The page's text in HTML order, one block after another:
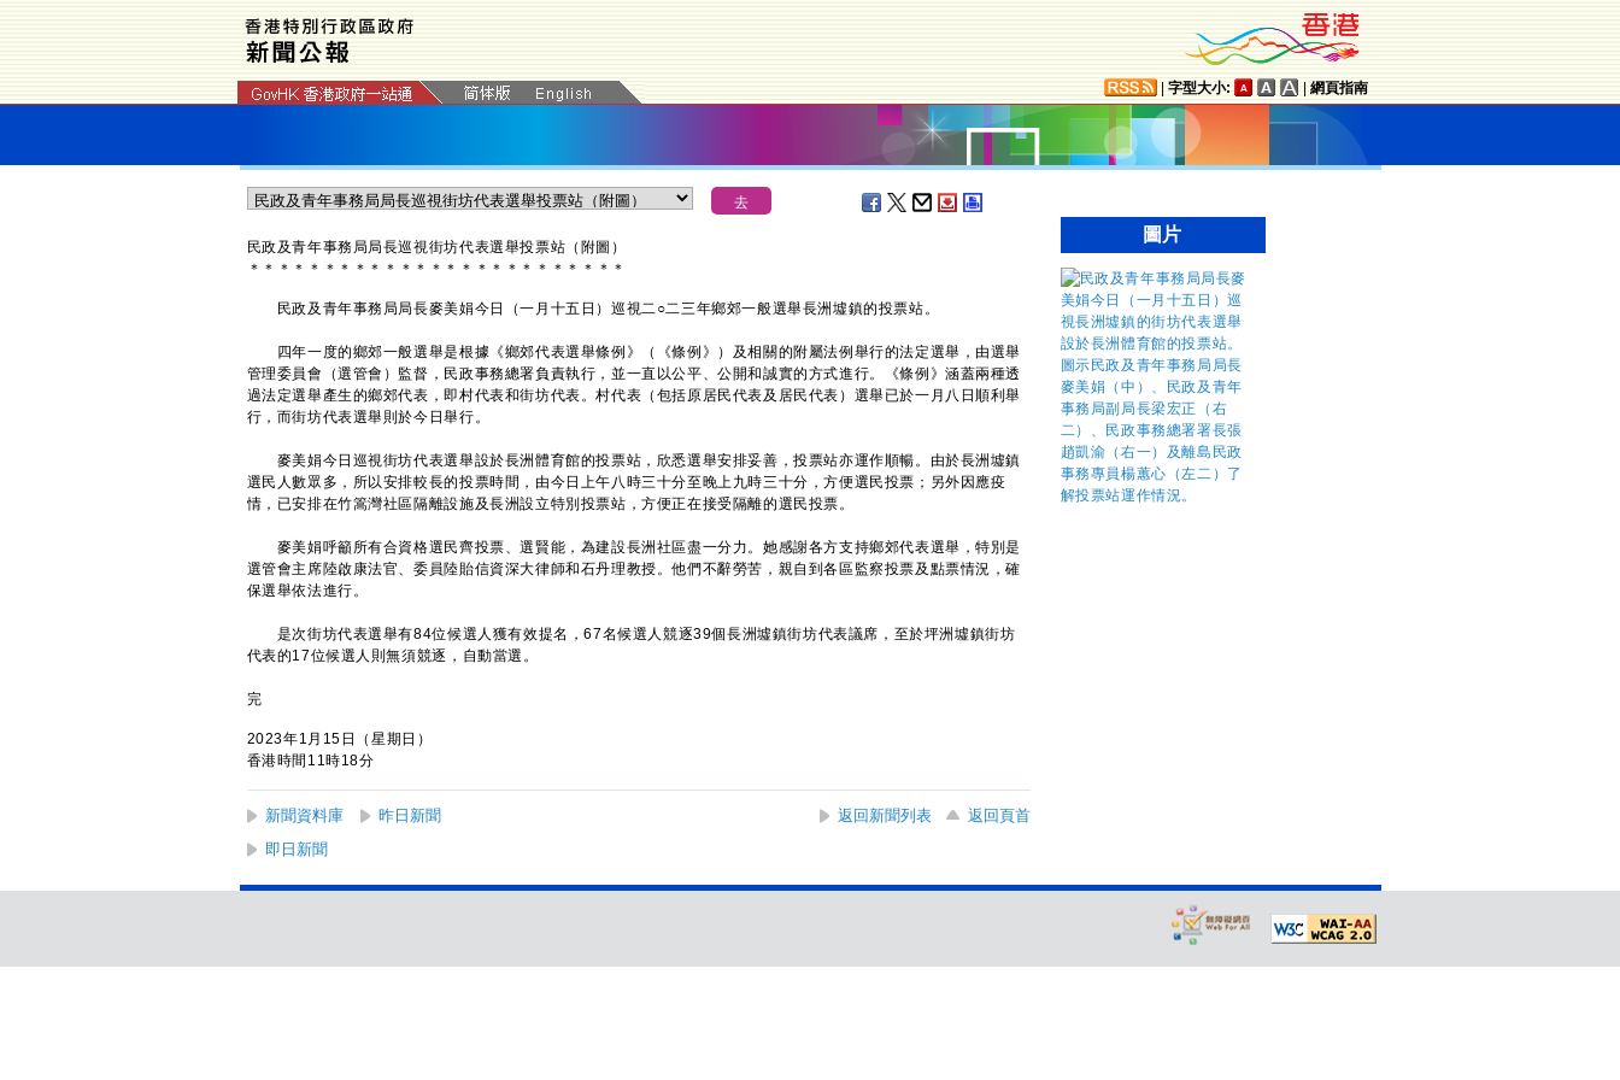
字型大小: 網頁指南
民政及青年事務局局長巡視街坊代表選舉投票站（附圖）
＊ ＊ ＊ ＊ ＊ ＊ ＊ ＊ ＊ ＊ ＊ ＊ ＊ ＊ ＊ ＊ ＊ ＊ ＊ ＊ ＊ ＊ ＊ ＊ ＊
​民政及青年事務局局長麥美娟今日（一月十五日）巡視二○二三年鄉郊一般選舉長洲墟鎮的投票站。
四年一度的鄉郊一般選舉是根據《鄉郊代表選舉條例》（《條例》）及相關的附屬法例舉行的法定選舉，由選舉
管理委員會（選管會）監督，民政事務總署負責執行，並一直以公平、公開和誠實的方式進行。《條例》涵蓋兩種透
過法定選舉產生的鄉郊代表，即村代表和街坊代表。村代表（包括原居民代表及居民代表）選舉已於一月八日順利舉
行，而街坊代表選舉則於今日舉行。
麥美娟今日巡視街坊代表選舉設於長洲體育館的投票站，欣悉選舉安排妥善，投票站亦運作順暢。由於長洲墟鎮
選民人數眾多，所以安排較長的投票時間，由今日上午八時三十分至晚上九時三十分，方便選民投票；另外因應疫
情，已安排在竹篙灣社區隔離設施及長洲設立特別投票站，方便正在接受隔離的選民投票。
麥美娟呼籲所有合資格選民齊投票、選賢能，為建設長洲社區盡一分力。她感謝各方支持鄉郊代表選舉，特別是
選管會主席陸啟康法官、委員陸貽信資深大律師和石丹理教授。他們不辭勞苦，親自到各區監察投票及點票情況，確
保選舉依法進行。
是次街坊代表選舉有84位候選人獲有效提名，67名候選人競逐39個長洲墟鎮街坊代表議席，至於坪洲墟鎮街坊
代表的17位候選人則無須競逐，自動當選。
完
2023年1月15日（星期日）
香港時間11時18分
新聞資料庫 昨日新聞 返回新聞列表
返回頁首
即日新聞
圖片